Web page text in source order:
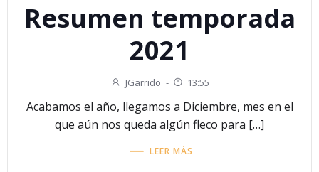
Resumen temporada
2021
JGarrido - 13:55
Acabamos el año, llegamos a Diciembre, mes en el
que aún nos queda algún fleco para […]
LEER MÁS